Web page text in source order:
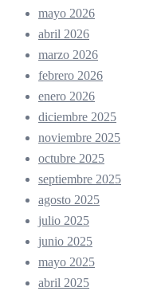
mayo 2026
abril 2026
marzo 2026
febrero 2026
enero 2026
diciembre 2025
noviembre 2025
octubre 2025
septiembre 2025
agosto 2025
julio 2025
junio 2025
mayo 2025
abril 2025